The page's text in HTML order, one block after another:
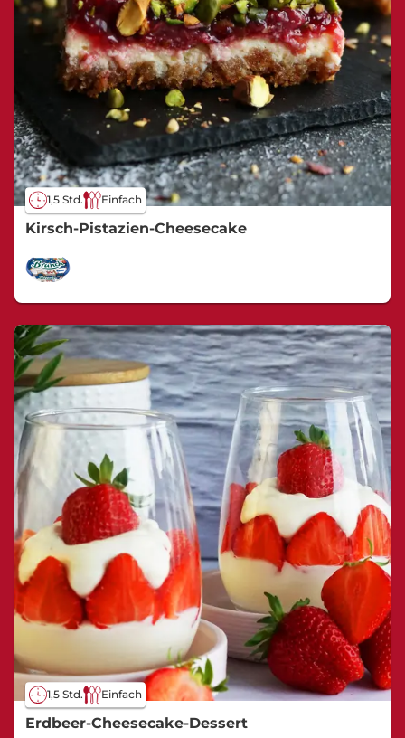
1,5 Std. Einfach
Kirsch-Pistazien-Cheesecake
1,5 Std. Einfach
Erdbeer-Cheesecake-Dessert